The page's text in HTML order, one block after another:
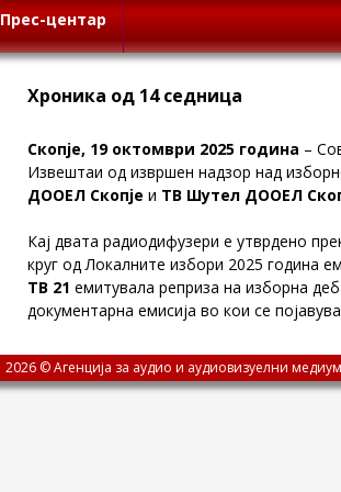
Прес-центар
Хроника од 14 седница
Скопје, 19 октомври 2025 година –
Извештаи од извршен надзор над
ДООЕЛ Скопје и ТВ Шутел ДООЕЛ
Кај двата радиодифузери е утврдено
круг од Локалните избори 2025 година
ТВ 21 емитувала реприза на изборна
документарна емисија во кои се
2026 © Агенција за аудио и аудиовизуелни